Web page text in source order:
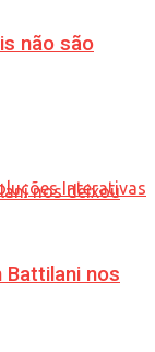
não são
Battilani nos
Interativas